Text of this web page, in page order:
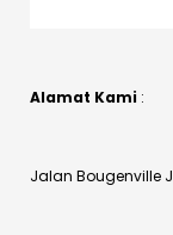
Alamat Kami :
Jalan Bougenville